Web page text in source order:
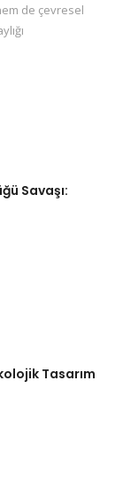
de çevresel
Savaşı:
Tasarım